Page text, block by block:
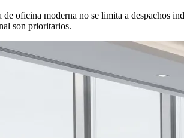
de oficina moderna no se limita a despachos
son prioritarios.